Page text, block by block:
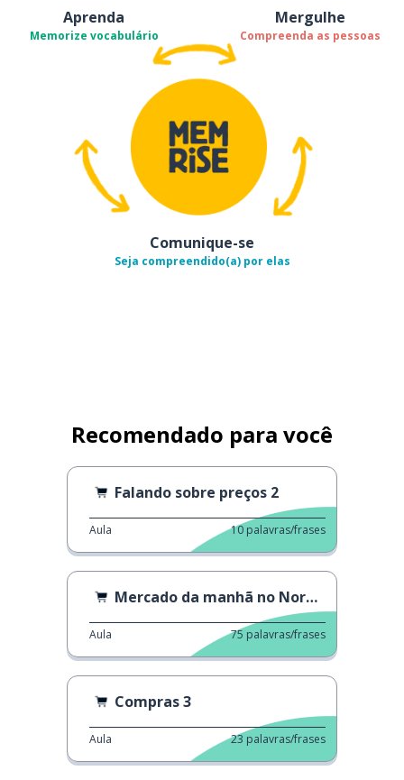
Aprenda
Memorize vocabulário
Mergulhe
Compreenda as pessoas
Comunique-se
Seja compreendido(a) por elas
Recomendado para você
Falando sobre preços 2
Aula 10 palavras/frases
Mercado da manhã no Nordeste
Aula 75 palavras/frases
Compras 3
Aula 23 palavras/frases